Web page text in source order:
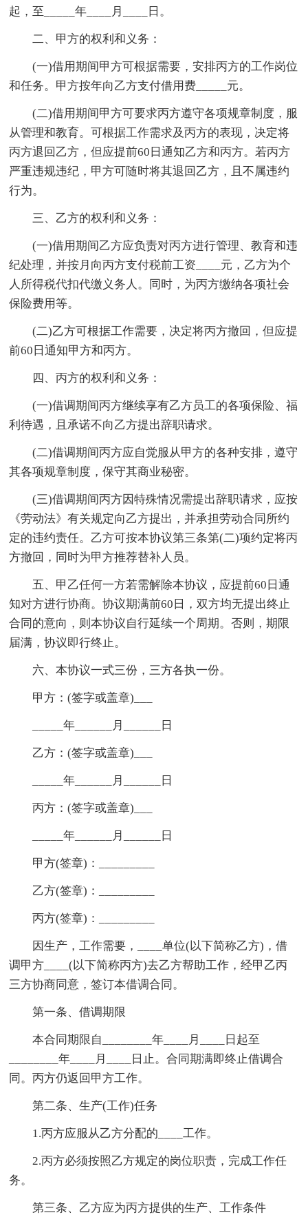
起，至_____年____月____日。
二、甲方的权利和义务：
(一)借用期间甲方可根据需要，安排丙方的工作岗位
和任务。甲方按年向乙方支付借用费_____元。
(二)借用期间甲方可要求丙方遵守各项规章制度，服
从管理和教育。可根据工作需求及丙方的表现，决定将
丙方退回乙方，但应提前60日通知乙方和丙方。若丙方
严重违规违纪，甲方可随时将其退回乙方，且不属违约
行为。
三、乙方的权利和义务：
(一)借用期间乙方应负责对丙方进行管理、教育和违
纪处理，并按月向丙方支付税前工资____元，乙方为个
人所得税代扣代缴义务人。同时，为丙方缴纳各项社会
保险费用等。
(二)乙方可根据工作需要，决定将丙方撤回，但应提
前60日通知甲方和丙方。
四、丙方的权利和义务：
(一)借调期间丙方继续享有乙方员工的各项保险、福
利待遇，且承诺不向乙方提出辞职请求。
(二)借调期间丙方应自觉服从甲方的各种安排，遵守
其各项规章制度，保守其商业秘密。
(三)借调期间丙方因特殊情况需提出辞职请求，应按
《劳动法》有关规定向乙方提出，并承担劳动合同所约
定的违约责任。乙方可按本协议第三条第(二)项约定将丙
方撤回，同时为甲方推荐替补人员。
五、甲乙任何一方若需解除本协议，应提前60日通
知对方进行协商。协议期满前60日，双方均无提出终止
合同的意向，则本协议自行延续一个周期。否则，期限
届满，协议即行终止。
六、本协议一式三份，三方各执一份。
甲方：(签字或盖章)___
_____年______月______日
乙方：(签字或盖章)___
_____年______月______日
丙方：(签字或盖章)___
_____年______月______日
甲方(签章)：_________
乙方(签章)：_________
丙方(签章)：_________
因生产，工作需要，____单位(以下简称乙方)，借
调甲方____(以下简称丙方)去乙方帮助工作，经甲乙丙
三方协商同意，签订本借调合同。
第一条、借调期限
本合同期限自________年____月____日起至
________年____月____日止。合同期满即终止借调合
同。丙方仍返回甲方工作。
第二条、生产(工作)任务
1.丙方应服从乙方分配的____工作。
2.丙方必须按照乙方规定的岗位职责，完成工作任
务。
第三条、乙方应为丙方提供的生产、工作条件